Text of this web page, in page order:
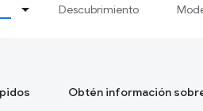
Descubrimiento
Obtén información